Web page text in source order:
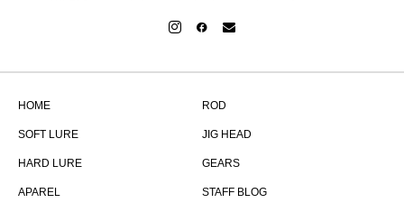
HOME ROD
SOFT LURE JIG HEAD
HARD LURE GEARS
APAREL STAFF BLOG